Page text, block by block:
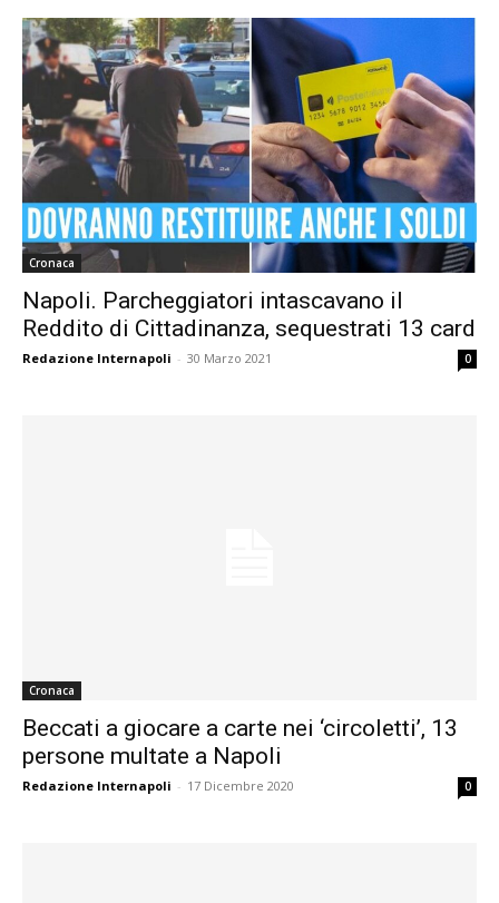
Cronaca
Napoli. Parcheggiatori intascavano il
Reddito di Cittadinanza, sequestrati 13 card
Redazione Internapoli - 30 Marzo 2021 0
Cronaca
Beccati a giocare a carte nei ‘circoletti’, 13
persone multate a Napoli
Redazione Internapoli - 17 Dicembre 2020 0